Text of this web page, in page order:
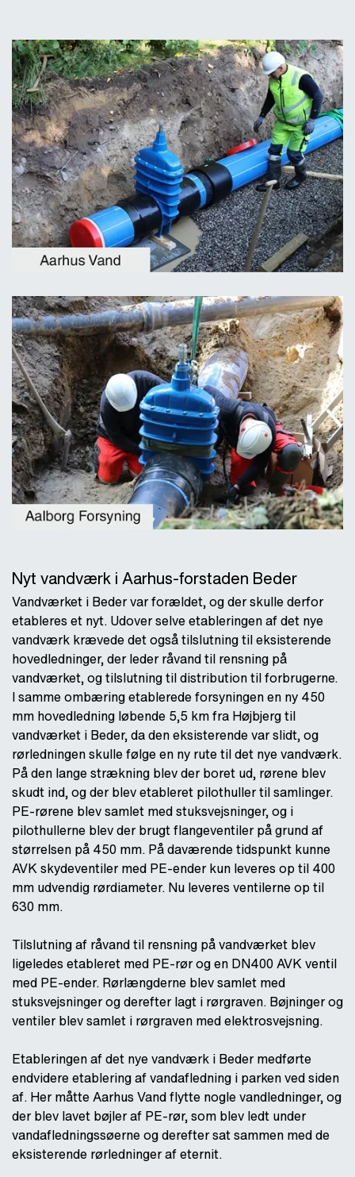
Nyt vandværk i Aarhus-forstaden Beder
Vandværket i Beder var forældet, og der skulle derfor
etableres et nyt. Udover selve etableringen af det nye
vandværk krævede det også tilslutning til eksisterende
hovedledninger, der leder råvand til rensning på
vandværket, og tilslutning til distribution til forbrugerne.
I samme ombæring etablerede forsyningen en ny 450
mm hovedledning løbende 5,5 km fra Højbjerg til
vandværket i Beder, da den eksisterende var slidt, og
rørledningen skulle følge en ny rute til det nye vandværk.
På den lange strækning blev der boret ud, rørene blev
skudt ind, og der blev etableret pilothuller til samlinger.
PE-rørene blev samlet med stuksvejsninger, og i
pilothullerne blev der brugt flangeventiler på grund af
størrelsen på 450 mm. På daværende tidspunkt kunne
AVK skydeventiler med PE-ender kun leveres op til 400
mm udvendig rørdiameter. Nu leveres ventilerne op til
630 mm.
Tilslutning af råvand til rensning på vandværket blev
ligeledes etableret med PE-rør og en DN400 AVK ventil
med PE-ender. Rørlængderne blev samlet med
stuksvejsninger og derefter lagt i rørgraven. Bøjninger og
ventiler blev samlet i rørgraven med elektrosvejsning.
Etableringen af det nye vandværk i Beder medførte
endvidere etablering af vandafledning i parken ved siden
af. Her måtte Aarhus Vand flytte nogle vandledninger, og
der blev lavet bøjler af PE-rør, som blev ledt under
vandafledningssøerne og derefter sat sammen med de
eksisterende rørledninger af eternit.